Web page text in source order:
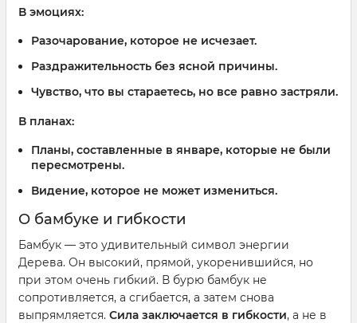
В эмоциях:
Разочарование, которое не исчезает.
Раздражительность без ясной причины.
Чувство, что вы стараетесь, но все равно застряли.
В планах:
Планы, составленные в январе, которые не были
пересмотрены.
Видение, которое не может измениться.
О бамбуке и гибкости
Бамбук — это удивительный символ энергии
Дерева. Он высокий, прямой, укоренившийся, но
при этом очень гибкий. В бурю бамбук не
сопротивляется, а сгибается, а затем снова
выпрямляется. Сила заключается в гибкости, а не в